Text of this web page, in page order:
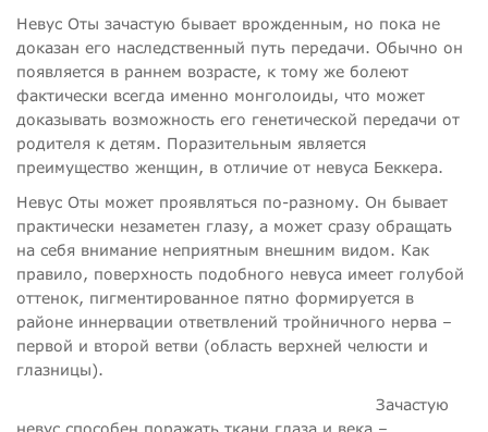
Невус Оты зачастую бывает врожденным, но пока не
доказан его наследственный путь передачи. Обычно он
появляется в раннем возрасте, к тому же болеют
фактически всегда именно монголоиды, что может
доказывать возможность его генетической передачи от
родителя к детям. Поразительным является
преимущество женщин, в отличие от невуса Беккера.
Невус Оты может проявляться по-разному. Он бывает
практически незаметен глазу, а может сразу обращать
на себя внимание неприятным внешним видом. Как
правило, поверхность подобного невуса имеет голубой
оттенок, пигментированное пятно формируется в
районе иннервации ответвлений тройничного нерва –
первой и второй ветви (область верхней челюсти и
глазницы).
Зачастую
невус способен поражать ткани глаза и века –